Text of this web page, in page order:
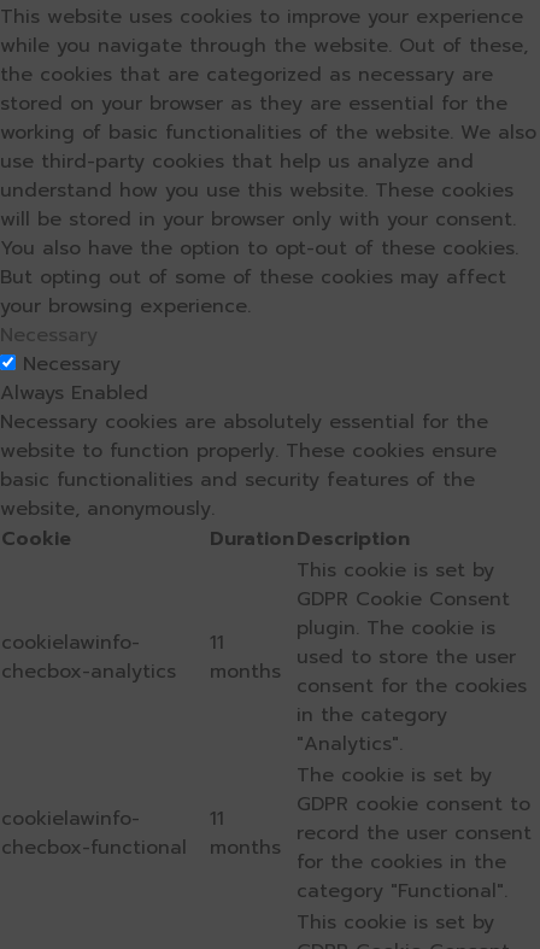
This website uses cookies to improve your experience
while you navigate through the website. Out of these,
the cookies that are categorized as necessary are
stored on your browser as they are essential for the
working of basic functionalities of the website. We also
use third-party cookies that help us analyze and
understand how you use this website. These cookies
will be stored in your browser only with your consent.
You also have the option to opt-out of these cookies.
But opting out of some of these cookies may affect
your browsing experience.
Necessary
Necessary
Always Enabled
Necessary cookies are absolutely essential for the
website to function properly. These cookies ensure
basic functionalities and security features of the
website, anonymously.
Cookie
DurationDescription
cookielawinfo-
checbox-analytics
11
months
This cookie is set by
GDPR Cookie Consent
plugin. The cookie is
used to store the user
consent for the cookies
in the category
"Analytics".
cookielawinfo-
checbox-functional
11
months
The cookie is set by
GDPR cookie consent to
record the user consent
for the cookies in the
category "Functional".
This cookie is set by